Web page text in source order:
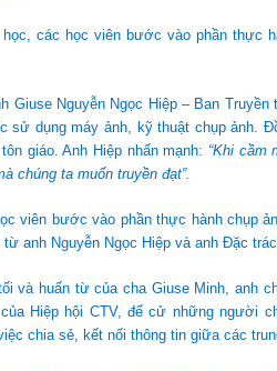
học, các học viên bước vào phần thực
Giuse Nguyễn Ngọc Hiệp – Ban
sử dụng máy ảnh, kỹ thuật chụp ảnh.
giáo. Anh Hiệp nhấn mạnh: “Khi cầm
chúng ta muốn truyền đạt”.
viên bước vào phần thực hành chụp
anh Nguyễn Ngọc Hiệp và anh Đặc
và huấn từ của cha Giuse Minh, anh
Hiệp hội CTV, để cử những người
chia sẻ, kết nối thông tin giữa các